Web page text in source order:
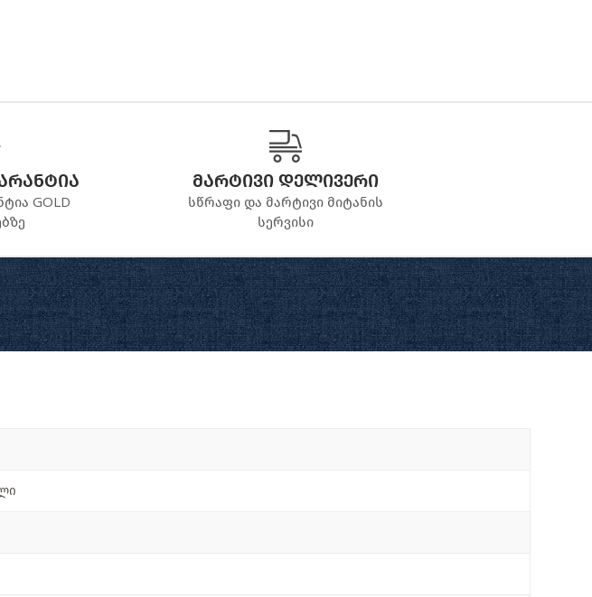
GOLD
მარტივი დელივერი
სწრაფი და მარტივი მიტანის
სერვისი